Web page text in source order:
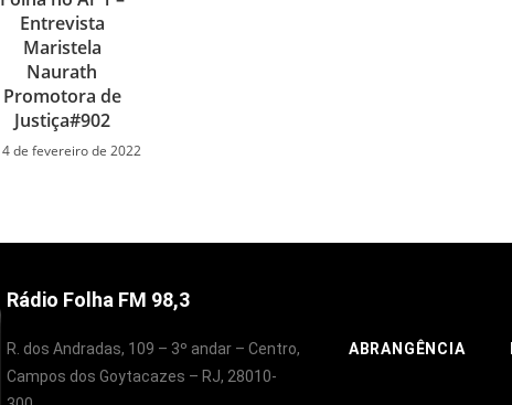
Entrevista
Maristela
Naurath
Promotora de
Justiça#902
4 de fevereiro de 2022
Rádio Folha FM 98,3
R. dos Andradas, 109 – 3º andar – Centro,
Campos dos Goytacazes – RJ, 28010-
ABRANGÊNCIA